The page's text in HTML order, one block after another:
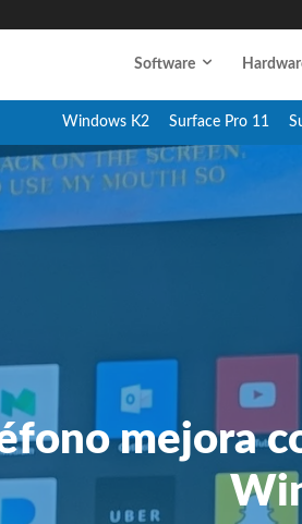
Software
Windows K2 Surface Pro 11
mejora